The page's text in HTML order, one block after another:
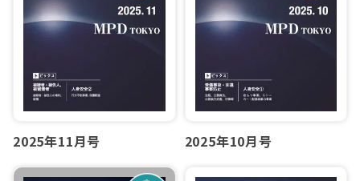
2025年11月号 2025年10月号